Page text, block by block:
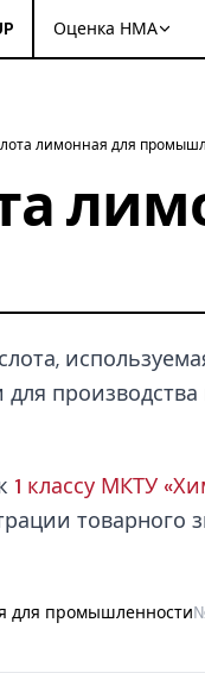
Оценка НМА
лимонная для
производства
1 классу МКТУ
товарного
для промышленности